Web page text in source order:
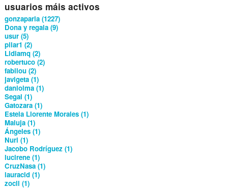
usuarios máis activos
gonzaparla (1227)
Dona y regala (9)
usur (5)
pilar1 (2)
Lidiamq (2)
robertuco (2)
fabilou (2)
javigeta (1)
daniolma (1)
Segal (1)
Gatozara (1)
Estela Llorente Morales (1)
Maluja (1)
Ángeles (1)
Nuri (1)
Jacobo Rodríguez (1)
lucirene (1)
CruzNasa (1)
lauracid (1)
zocll (1)